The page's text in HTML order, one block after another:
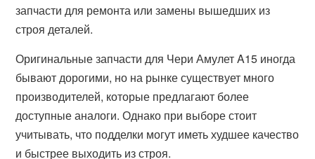
запчасти для ремонта или замены вышедших из
строя деталей.
Оригинальные запчасти для Чери Амулет A15 иногда
бывают дорогими, но на рынке существует много
производителей, которые предлагают более
доступные аналоги. Однако при выборе стоит
учитывать, что подделки могут иметь худшее качество
и быстрее выходить из строя.